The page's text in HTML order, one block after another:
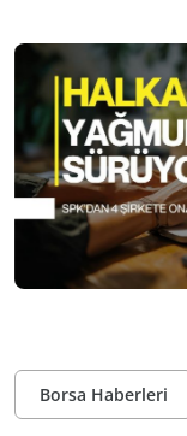
Borsa Haberleri